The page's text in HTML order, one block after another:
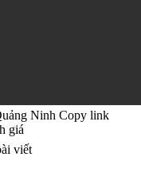
Ninh Copy link
giá
viết